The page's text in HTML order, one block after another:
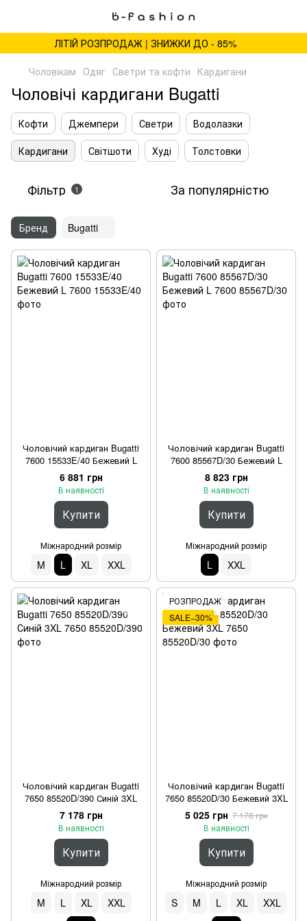
ЛІТІЙ РОЗПРОДАЖ | ЗНИЖКИ ДО - 85%
Чоловікам Одяг Светри та кофти Кардигани
Чоловічі кардигани Bugatti
Кофти Джемпери Светри
Водолазки
Кардигани
Світшоти Худі Толстовки
Фільтр 1 За популярністю
Бренд Bugatti
Чоловічий кардиган Bugatti
7600 15533E/40 Бежевий L
6 881 грн
В наявності
Купити
Міжнародний розмір
M L XL XXL
Чоловічий кардиган Bugatti
7600 85567D/30 Бежевий L
8 823 грн
В наявності
Купити
Міжнародний розмір
L XXL
Чоловічий кардиган Bugatti
7650 85520D/390 Синій 3XL
7 178 грн
В наявності
Купити
Міжнародний розмір
M L XL
XXL
РОЗПРОДАЖ
SALE−30%
Чоловічий кардиган Bugatti
7650 85520D/30 Бежевий 3XL
5 025 грн 7 178 грн
В наявності
Купити
Міжнародний розмір
S M L XL
XXL